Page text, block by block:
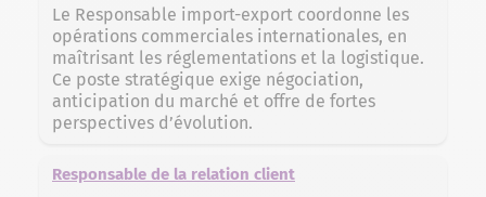
Le Responsable import-export coordonne les
opérations commerciales internationales, en
maîtrisant les réglementations et la logistique.
Ce poste stratégique exige négociation,
anticipation du marché et offre de fortes
perspectives d’évolution.
Responsable de la relation client